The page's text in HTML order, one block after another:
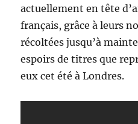
actuellement en tête
français, grâce à leurs
récoltées jusqu’à
espoirs de titres que
eux cet été à Londres.